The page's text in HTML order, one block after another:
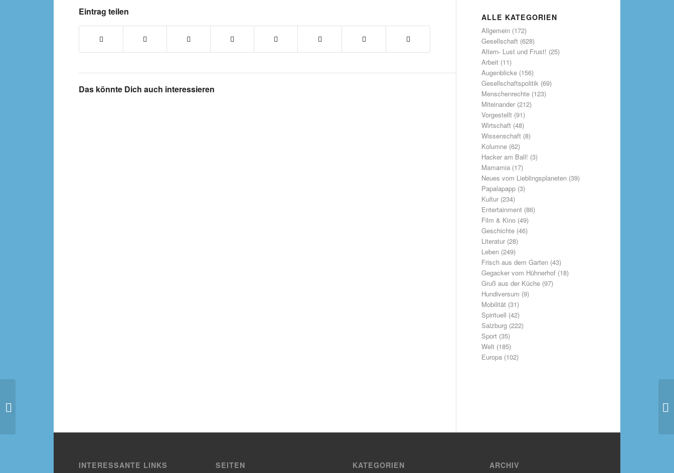
Eintrag teilen
Das könnte Dich auch interessieren
ALLE KATEGORIEN
Allgemein(172)
Gesellschaft(628)
Altern- Lust und Frust! (25)
Arbeit(11)
Augenblicke(156)
Gesellschaftspolitik(69)
Menschenrechte(123)
Miteinander(212)
Vorgestellt(91)
Wirtschaft(48)
Wissenschaft(8)
Kolumne(62)
Hacker am Ball! (3)
Mamamia(17)
Neues vom Lieblingsplaneten(39)
Papalapapp(3)
Kultur(234)
Entertainment(86)
Film & Kino(49)
Geschichte(46)
Literatur(28)
Leben(249)
Frisch aus dem Garten(43)
Gegacker vom Hühnerhof(18)
Gruß aus der Küche(97)
Hundiversum (9)
Mobilität(31)
Spirituell (42)
Salzburg(222)
Sport(35)
Welt(185)
Europa(102)
INTERESSANTE LINKS SEITEN KATEGORIEN ARCHIV